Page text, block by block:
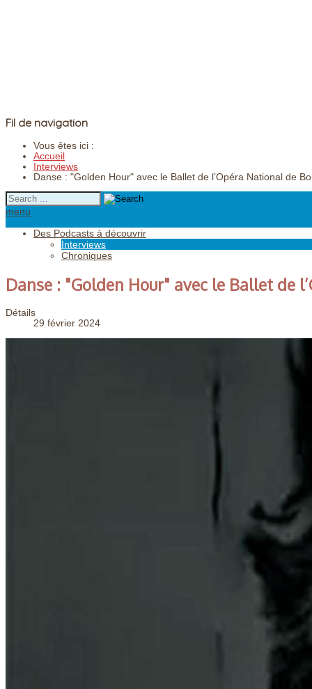
Fil de navigation
Vous êtes ici :
Accueil
Interviews
Danse : "Golden Hour" avec le Ballet de l’Opéra National de
menu
Des Podcasts à découvrir
Interviews
Chroniques
Danse : "Golden Hour" avec le Ballet de
Détails
29 février 2024